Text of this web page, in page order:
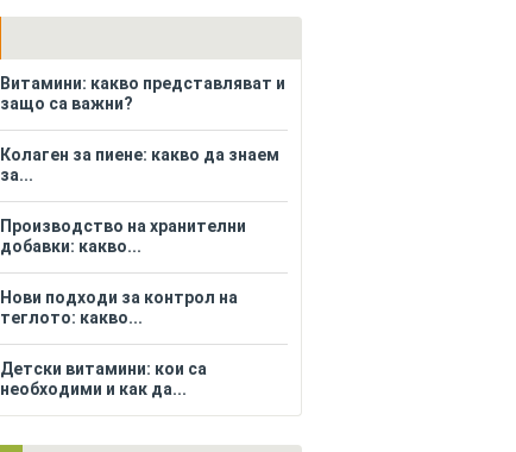
Витамини: какво представляват и
защо са важни?
Колаген за пиене: какво да знаем
за...
Производство на хранителни
добавки: какво...
Нови подходи за контрол на
теглото: какво...
Детски витамини: кои са
необходими и как да...